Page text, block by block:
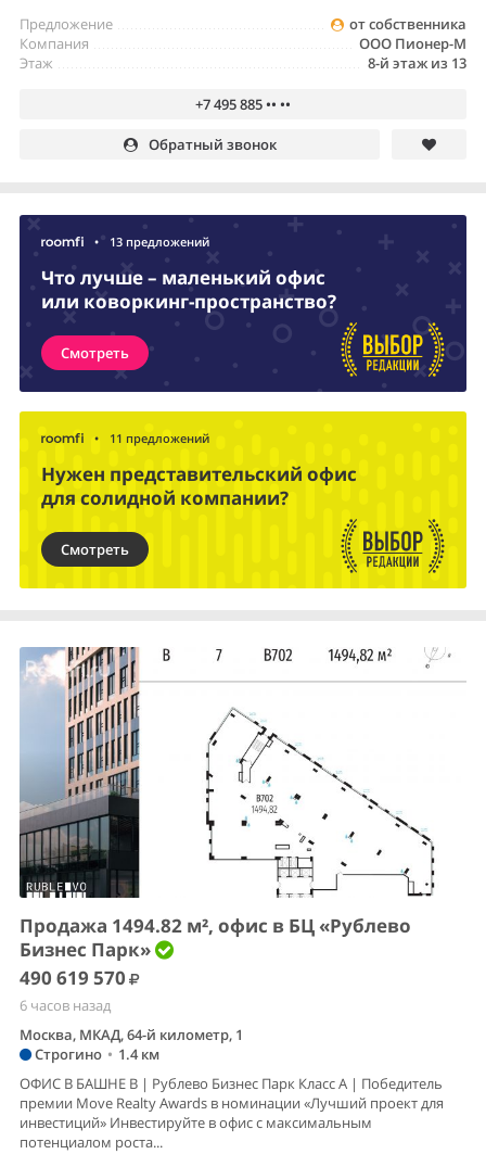
от собственника
Предложение
ООО Пионер-М
Компания
8-й этаж из 13
Этаж
+7 495 885 •• ••
Обратный звонок
• 13 предложений
Что лучше – маленький офис
или коворкинг-пространство?
Смотреть
• 11 предложений
Нужен представительский офис
для солидной компании?
Смотреть
Продажа 1494.82 м², офис в БЦ «Рублево
Бизнес Парк»
490 619 570
6 часов назад
Москва, МКАД, 64-й километр, 1
Строгино • 1.4 км
ОФИС В БАШНЕ B | Рублево Бизнес Парк Класс А | Победитель
премии Move Realty Awards в номинации «Лучший проект для
инвестиций» Инвестируйте в офис с максимальным
потенциалом роста...